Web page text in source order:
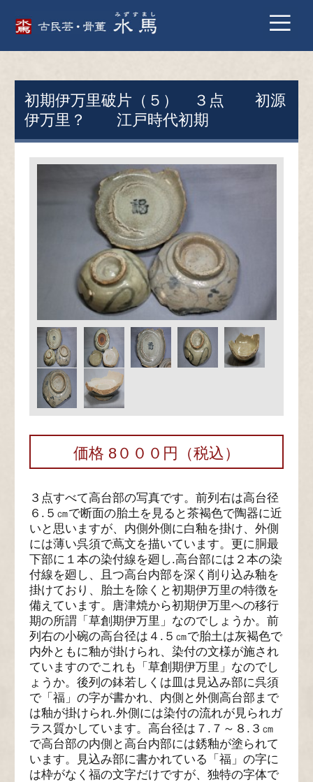
初期伊万里破片（５） ３点 初源
伊万里？ 江戸時代初期
価格 8０００円（税込）
３点すべて高台部の写真です。前列右は高台径
６.５㎝で断面の胎土を見ると茶褐色で陶器に近
いと思いますが、内側外側に白釉を掛け、外側
には薄い呉須で蔦文を描いています。更に胴最
下部に１本の染付線を廻し.高台部には２本の染
付線を廻し、且つ高台内部を深く削り込み釉を
掛けており、胎土を除くと初期伊万里の特徴を
備えています。唐津焼から初期伊万里への移行
期の所謂「草創期伊万里」なのでしょうか。前
列右の小碗の高台径は４.５㎝で胎土は灰褐色で
内外ともに釉が掛けられ、染付の文様が施され
ていますのでこれも「草創期伊万里」なのでし
ょうか。後列の鉢若しくは皿は見込み部に呉須
で「福」の字が書かれ、内側と外側高台部まで
は釉が掛けられ.外側には染付の流れが見られガ
ラス質かしています。高台径は７.７～８.３㎝
で高台部の内側と高台内部には銹釉が塗られて
います。見込み部に書かれている「福」の字に
は枠がなく福の文字だけですが、独特の字体で